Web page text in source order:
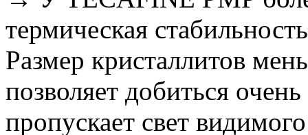
термическая
Размер кристаллитов
позволяет добиться
пропускает свет